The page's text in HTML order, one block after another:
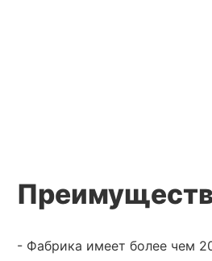
- Фабрика имеет более чем